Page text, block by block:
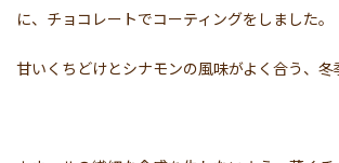
に、チョコレートでコーティングをしました。
甘いくちどけとシナモンの風味がよく合う、冬